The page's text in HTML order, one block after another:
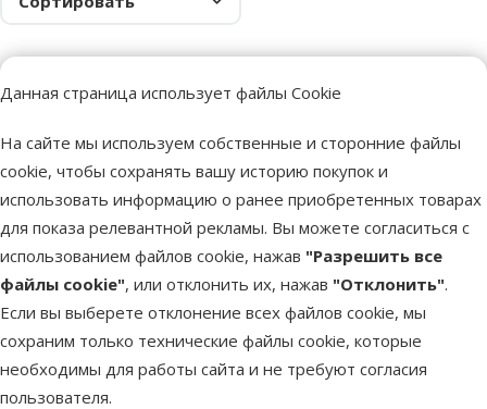
Данная страница использует файлы Cookie
На сайте мы используем собственные и сторонние файлы
cookie, чтобы сохранять вашу историю покупок и
использовать информацию о ранее приобретенных товарах
для показа релевантной рекламы. Вы можете согласиться с
использованием файлов cookie, нажав "Разрешить все
файлы cookie", или отклонить их, нажав "Отклонить".
Если вы выберете отклонение всех файлов cookie, мы
сохраним только технические файлы cookie, которые
необходимы для работы сайта и не требуют согласия
пользователя.
Более 40 магазинов в Латвии
Наши специалисты всегда готовы помочь.
Напиши нам
eveikals@dinozoo.lv
Звони – 26 100 502
Пн.–Пт. 9:00 – 17:00
Свяжись с нами
Открыть чат
Посети